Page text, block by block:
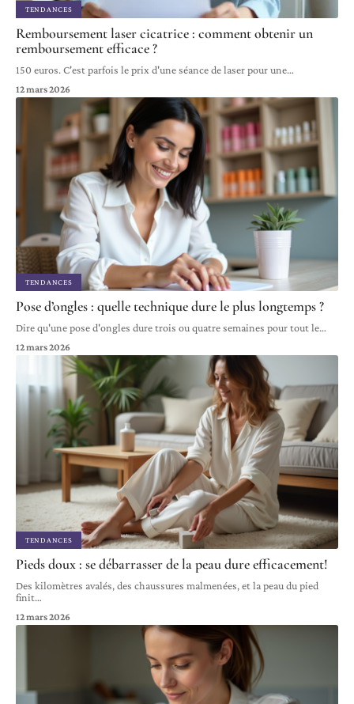
TENDANCES
Remboursement laser cicatrice : comment obtenir un
remboursement efficace ?
150 euros. C'est parfois le prix d'une séance de laser pour une…
12 mars 2026
TENDANCES
Pose d’ongles : quelle technique dure le plus longtemps ?
Dire qu'une pose d'ongles dure trois ou quatre semaines pour tout le…
12 mars 2026
TENDANCES
Pieds doux : se débarrasser de la peau dure efficacement!
Des kilomètres avalés, des chaussures malmenées, et la peau du pied
finit…
12 mars 2026